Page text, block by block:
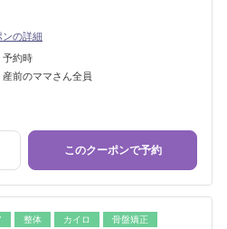
ンの詳細
予約時
産前のママさん全員
このクーポンで予約
整体 カイロ 骨盤矯正